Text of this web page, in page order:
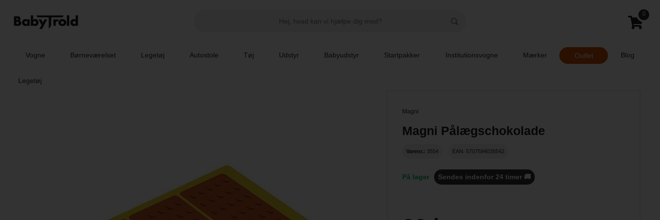
0
Vogne Børneværelset Legetøj Autostole Tøj Udstyr Babyudstyr Startpakker Institutionsvogne Mærker Outlet Blog
Legetøj
Magni
Magni Pålægschokolade
Varenr.: 3554 EAN: 5707594035542
På lager Sendes indenfor 24 timer 🚚